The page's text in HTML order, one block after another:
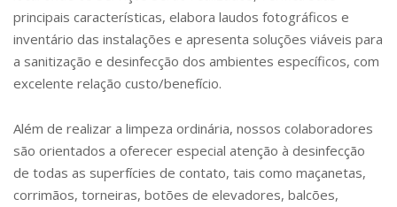
principais características, elabora laudos fotográficos e
inventário das instalações e apresenta soluções viáveis para
a sanitização e desinfecção dos ambientes específicos, com
excelente relação custo/benefício.
Além de realizar a limpeza ordinária, nossos colaboradores
são orientados a oferecer especial atenção à desinfecção
de todas as superfícies de contato, tais como maçanetas,
corrimãos, torneiras, botões de elevadores, balcões,